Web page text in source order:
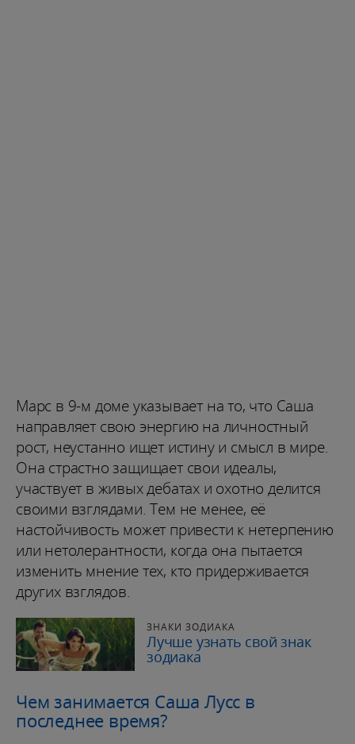
Марс в 9-м доме указывает на то, что Саша
направляет свою энергию на личностный
рост, неустанно ищет истину и смысл в мире.
Она страстно защищает свои идеалы,
участвует в живых дебатах и охотно делится
своими взглядами. Тем не менее, её
настойчивость может привести к нетерпению
или нетолерантности, когда она пытается
изменить мнение тех, кто придерживается
других взглядов.
ЗНАКИ ЗОДИАКА
Лучше узнать свой знак
зодиака
Чем занимается Саша Лусс в
последнее время?